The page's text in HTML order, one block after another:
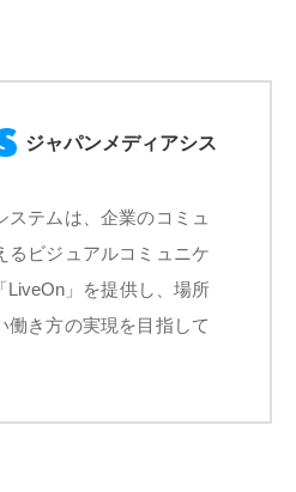
ジャパンメディアシス
ステムは、企業のコミュ
るビジュアルコミュニケ
LiveOn」を提供し、場所
働き方の実現を目指して